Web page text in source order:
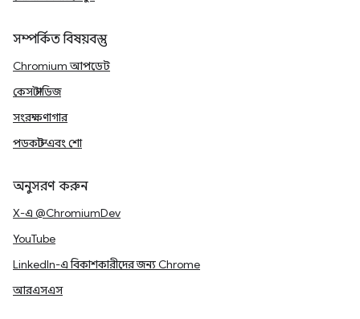
সম্পর্কিত বিষয়বস্তু
Chromium আপডেট
কেস স্টাডিজ
সংরক্ষণাগার
পডকাস্ট এবং শো
অনুসরণ করুন
X-এ @ChromiumDev
YouTube
LinkedIn-এ বিকাশকারীদের জন্য Chrome
আরএসএস